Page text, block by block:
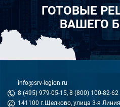
ГОТОВЫЕ
ВАШЕГО
info@srv-legion.ru
8 (495) 979-05-15, 8 (800) 100-82-62
141100 г.Щелково, улица 3-я